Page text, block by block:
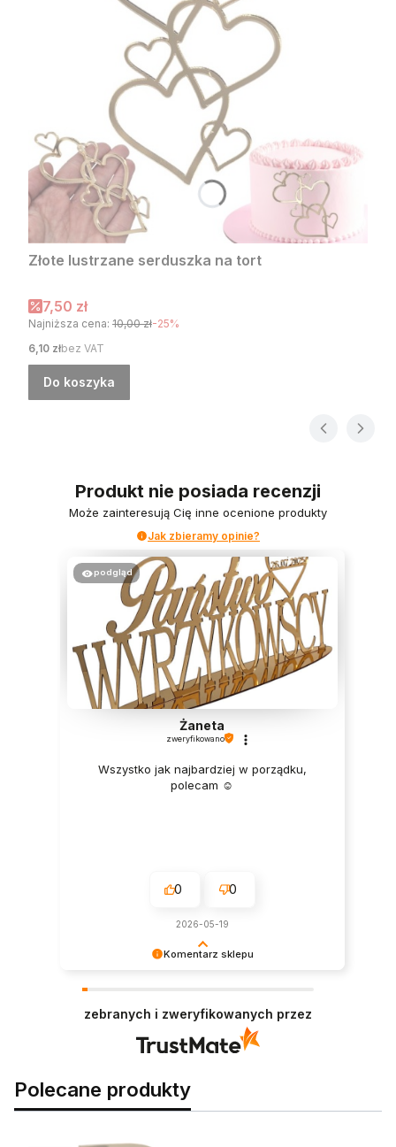
Złote lustrzane serduszka na tort
Cena promocyjna
7,50 zł
Najniższa cena: 10,00 zł-25%
Cena
6,10 złbez VAT
Do koszyka
Produkt nie posiada recenzji
Może zainteresują Cię inne ocenione produkty
Jak zbieramy opinie?
Komentarz sklepu
podgląd
Żaneta
zweryfikowano
Wszystko jak najbardziej w porządku,
polecam ☺️
0 0
2026-05-19
zebranych i zweryfikowanych przez
Polecane produkty